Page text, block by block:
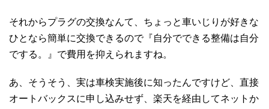
それからプラグの交換なんて、ちょっと車いじりが好きな
ひとなら簡単に交換できるので『自分でできる整備は自分
でする。』で費用を抑えられますね。
あ、そうそう、実は車検実施後に知ったんですけど、直接
オートバックスに申し込みせず、楽天を経由してネットか